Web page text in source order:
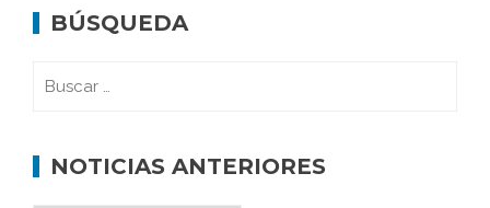
BÚSQUEDA
NOTICIAS ANTERIORES